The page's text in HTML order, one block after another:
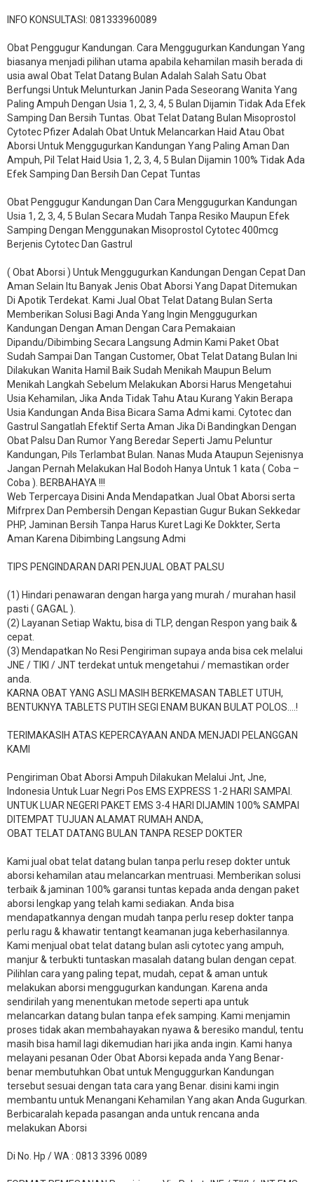
INFO KONSULTASI: 081333960089
​Obat Penggugur Kandungan. Cara Menggugurkan Kandungan Yang
biasanya menjadi pilihan utama apabila kehamilan masih berada di
usia awal Obat Telat Datang Bulan Adalah Salah Satu Obat
Berfungsi Untuk Melunturkan Janin Pada Seseorang Wanita Yang
Paling Ampuh Dengan Usia 1, 2, 3, 4, 5 Bulan Dijamin Tidak Ada Efek
Samping Dan Bersih Tuntas. Obat Telat Datang Bulan Misoprostol
Cytotec Pfizer Adalah Obat Untuk Melancarkan Haid Atau Obat
Aborsi Untuk Menggugurkan Kandungan Yang Paling Aman Dan
Ampuh, Pil Telat Haid Usia 1, 2, 3, 4, 5 Bulan Dijamin 100% Tidak Ada
Efek Samping Dan Bersih Dan Cepat Tuntas
Obat Penggugur Kandungan Dan Cara Menggugurkan Kandungan
Usia 1, 2, 3, 4, 5 Bulan Secara Mudah Tanpa Resiko Maupun Efek
Samping Dengan Menggunakan Misoprostol Cytotec 400mcg
Berjenis Cytotec Dan Gastrul
( Obat Aborsi ) Untuk Menggugurkan Kandungan Dengan Cepat Dan
Aman Selain Itu Banyak Jenis Obat Aborsi Yang Dapat Ditemukan
Di Apotik Terdekat. Kami Jual Obat Telat Datang Bulan Serta
Memberikan Solusi Bagi Anda Yang Ingin Menggugurkan
Kandungan Dengan Aman Dengan Cara Pemakaian
Dipandu/Dibimbing Secara Langsung Admin Kami Paket Obat
Sudah Sampai Dan Tangan Customer, Obat Telat Datang Bulan Ini
Dilakukan Wanita Hamil Baik Sudah Menikah Maupun Belum
Menikah Langkah Sebelum Melakukan Aborsi Harus Mengetahui
Usia Kehamilan, Jika Anda Tidak Tahu Atau Kurang Yakin Berapa
Usia Kandungan Anda Bisa Bicara Sama Admi kami. Cytotec dan
Gastrul Sangatlah Efektif Serta Aman Jika Di Bandingkan Dengan
Obat Palsu Dan Rumor Yang Beredar Seperti Jamu Peluntur
Kandungan, Pils Terlambat Bulan. Nanas Muda Ataupun Sejenisnya
Jangan Pernah Melakukan Hal Bodoh Hanya Untuk 1 kata ( Coba –
Coba ). BERBAHAYA !!!
Web Terpercaya Disini Anda Mendapatkan Jual Obat Aborsi serta
Mifrprex Dan Pembersih Dengan Kepastian Gugur Bukan Sekkedar
PHP, Jaminan Bersih Tanpa Harus Kuret Lagi Ke Dokkter, Serta
Aman Karena Dibimbing Langsung Admi
TIPS PENGINDARAN DARI PENJUAL OBAT PALSU
(1) Hindari penawaran dengan harga yang murah / murahan hasil
pasti ( GAGAL ).
(2) Layanan Setiap Waktu, bisa di TLP, dengan Respon yang baik &
cepat.
(3) Mendapatkan No Resi Pengiriman supaya anda bisa cek melalui
JNE / TIKI / JNT terdekat untuk mengetahui / memastikan order
anda.
KARNA OBAT YANG ASLI MASIH BERKEMASAN TABLET UTUH,
BENTUKNYA TABLETS PUTIH SEGI ENAM BUKAN BULAT POLOS….!
TERIMAKASIH ATAS KEPERCAYAAN ANDA MENJADI PELANGGAN
KAMI
Pengiriman Obat Aborsi Ampuh Dilakukan Melalui Jnt, Jne,
Indonesia Untuk Luar Negri Pos EMS EXPRESS 1-2 HARI SAMPAI.
UNTUK LUAR NEGERI PAKET EMS 3-4 HARI DIJAMIN 100% SAMPAI
DITEMPAT TUJUAN ALAMAT RUMAH ANDA,
OBAT TELAT DATANG BULAN TANPA RESEP DOKTER
Kami jual obat telat datang bulan tanpa perlu resep dokter untuk
aborsi kehamilan atau melancarkan mentruasi. Memberikan solusi
terbaik & jaminan 100% garansi tuntas kepada anda dengan paket
aborsi lengkap yang telah kami sediakan. Anda bisa
mendapatkannya dengan mudah tanpa perlu resep dokter tanpa
perlu ragu & khawatir tentangt keamanan juga keberhasilannya.
Kami menjual obat telat datang bulan asli cytotec yang ampuh,
manjur & terbukti tuntaskan masalah datang bulan dengan cepat.
Pilihlan cara yang paling tepat, mudah, cepat & aman untuk
melakukan aborsi menggugurkan kandungan. Karena anda
sendirilah yang menentukan metode seperti apa untuk
melancarkan datang bulan tanpa efek samping. Kami menjamin
proses tidak akan membahayakan nyawa & beresiko mandul, tentu
masih bisa hamil lagi dikemudian hari jika anda ingin. Kami hanya
melayani pesanan Oder Obat Aborsi kepada anda Yang Benar-
benar membutuhkan Obat untuk Menguggurkan Kandungan
tersebut sesuai dengan tata cara yang Benar. disini kami ingin
membantu untuk Menangani Kehamilan Yang akan Anda Gugurkan.
Berbicaralah kepada pasangan anda untuk rencana anda
melakukan Aborsi
Di No. Hp / WA : 0813 3396 0089